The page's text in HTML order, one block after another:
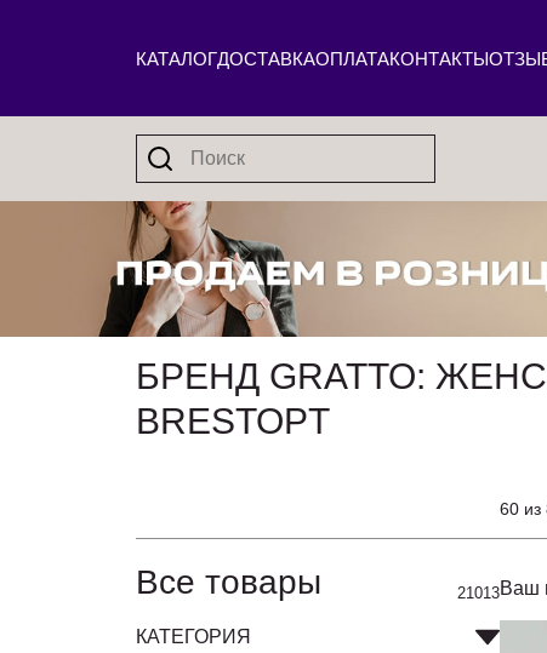
КАТАЛОГДОСТАВКАОПЛАТАКОНТАКТЫ
БРЕНД GRATTO:
BRESTOPT
60 из
Все товары 21013
КАТЕГОРИЯ
Ваш